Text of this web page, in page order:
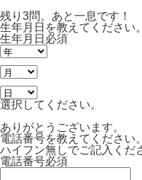
残り3問。あと一息です！
生年月日を教えてください。
生年月日 必須
選択してください。
ありがとうございます。
電話番号を教えてください。
ハイフン無しでご記入くだ
電話番号必須